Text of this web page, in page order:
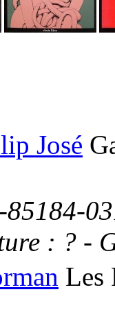
José
85184-
: ? -
Les